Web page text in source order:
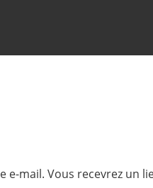
mail. Vous recevrez un